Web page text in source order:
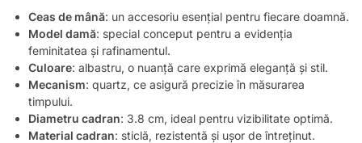
Ceas de mână: un accesoriu esențial pentru fiecare doamnă.
Model damă: special conceput pentru a evidenția
feminitatea și rafinamentul.
Culoare: albastru, o nuanță care exprimă eleganță și stil.
Mecanism: quartz, ce asigură precizie în măsurarea
timpului.
Diametru cadran: 3.8 cm, ideal pentru vizibilitate optimă.
Material cadran: sticlă, rezistentă și ușor de întreținut.